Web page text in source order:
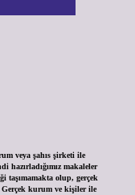
veya şahıs şirketi ile
hazırladığımız makaleler
taşımamakta olup, gerçek
Gerçek kurum ve kişiler ile